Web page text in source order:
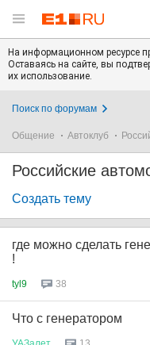
На информационном ресурсе
Оставаясь на сайте, вы
их использование.
Поиск по форумам
Общение Автоклуб
Российские
Создать тему
где можно сделать
!
tyl9 38
Что с генератором